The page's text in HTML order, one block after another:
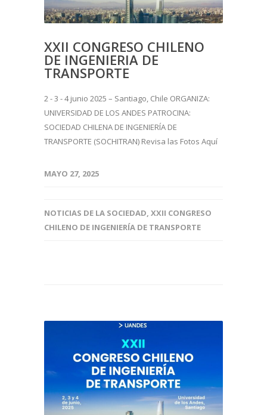
XXII CONGRESO CHILENO
DE INGENIERIA DE
TRANSPORTE
2 - 3 - 4 junio 2025 – Santiago, Chile ORGANIZA:
UNIVERSIDAD DE LOS ANDES PATROCINA:
SOCIEDAD CHILENA DE INGENIERÍA DE
TRANSPORTE (SOCHITRAN) Revisa las Fotos Aquí
MAYO 27, 2025
NOTICIAS DE LA SOCIEDAD, XXII CONGRESO
CHILENO DE INGENIERÍA DE TRANSPORTE